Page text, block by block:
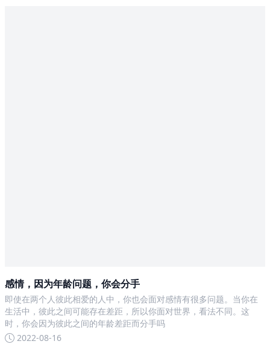
感情，因为年龄问题，你会分手
即使在两个人彼此相爱的人中，你也会面对感情有很多问题。当你在
生活中，彼此之间可能存在差距，所以你面对世界，看法不同。这
时，你会因为彼此之间的年龄差距而分手吗
2022-08-16